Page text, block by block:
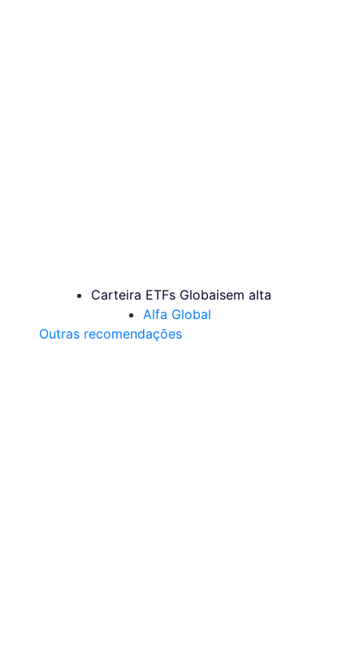
Carteira ETFs Globaisem alta
Alfa Global
Outras recomendações